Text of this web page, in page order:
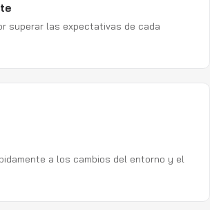
superar las expectativas de cada
a los cambios del entorno y el